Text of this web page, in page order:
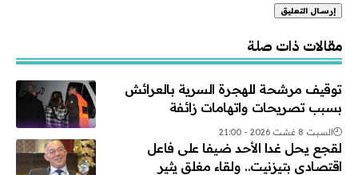
مقالات ذات صلة
توقيف مرشحة للهجرة السرية بالعرائش
بسبب تصريحات واتهامات زائفة
السبت 8 غشت 2026 - 21:00
لقجع يحل غدا الأحد ضيفا على فاعل
اقتصادي بتيزنيت.. ولقاء مغلق يثير